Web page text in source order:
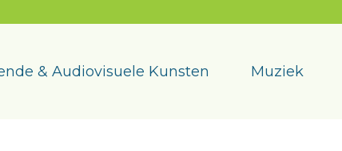
& Audiovisuele Kunsten Muziek